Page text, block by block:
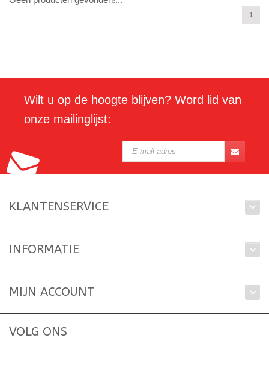
1
Wilt u op de hoogte blijven? Word lid van
onze mailinglijst:
KLANTENSERVICE
INFORMATIE
MIJN ACCOUNT
VOLG ONS